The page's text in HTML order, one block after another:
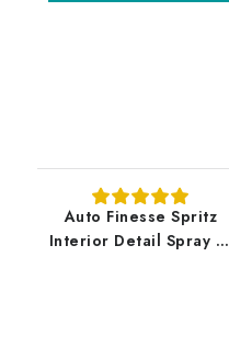
Auto Finesse Spritz
Interior Detail Spray 1L